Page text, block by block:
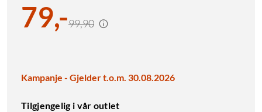
79,-99,90
Kampanje - Gjelder t.o.m. 30.08.2026
Tilgjengelig i vår outlet